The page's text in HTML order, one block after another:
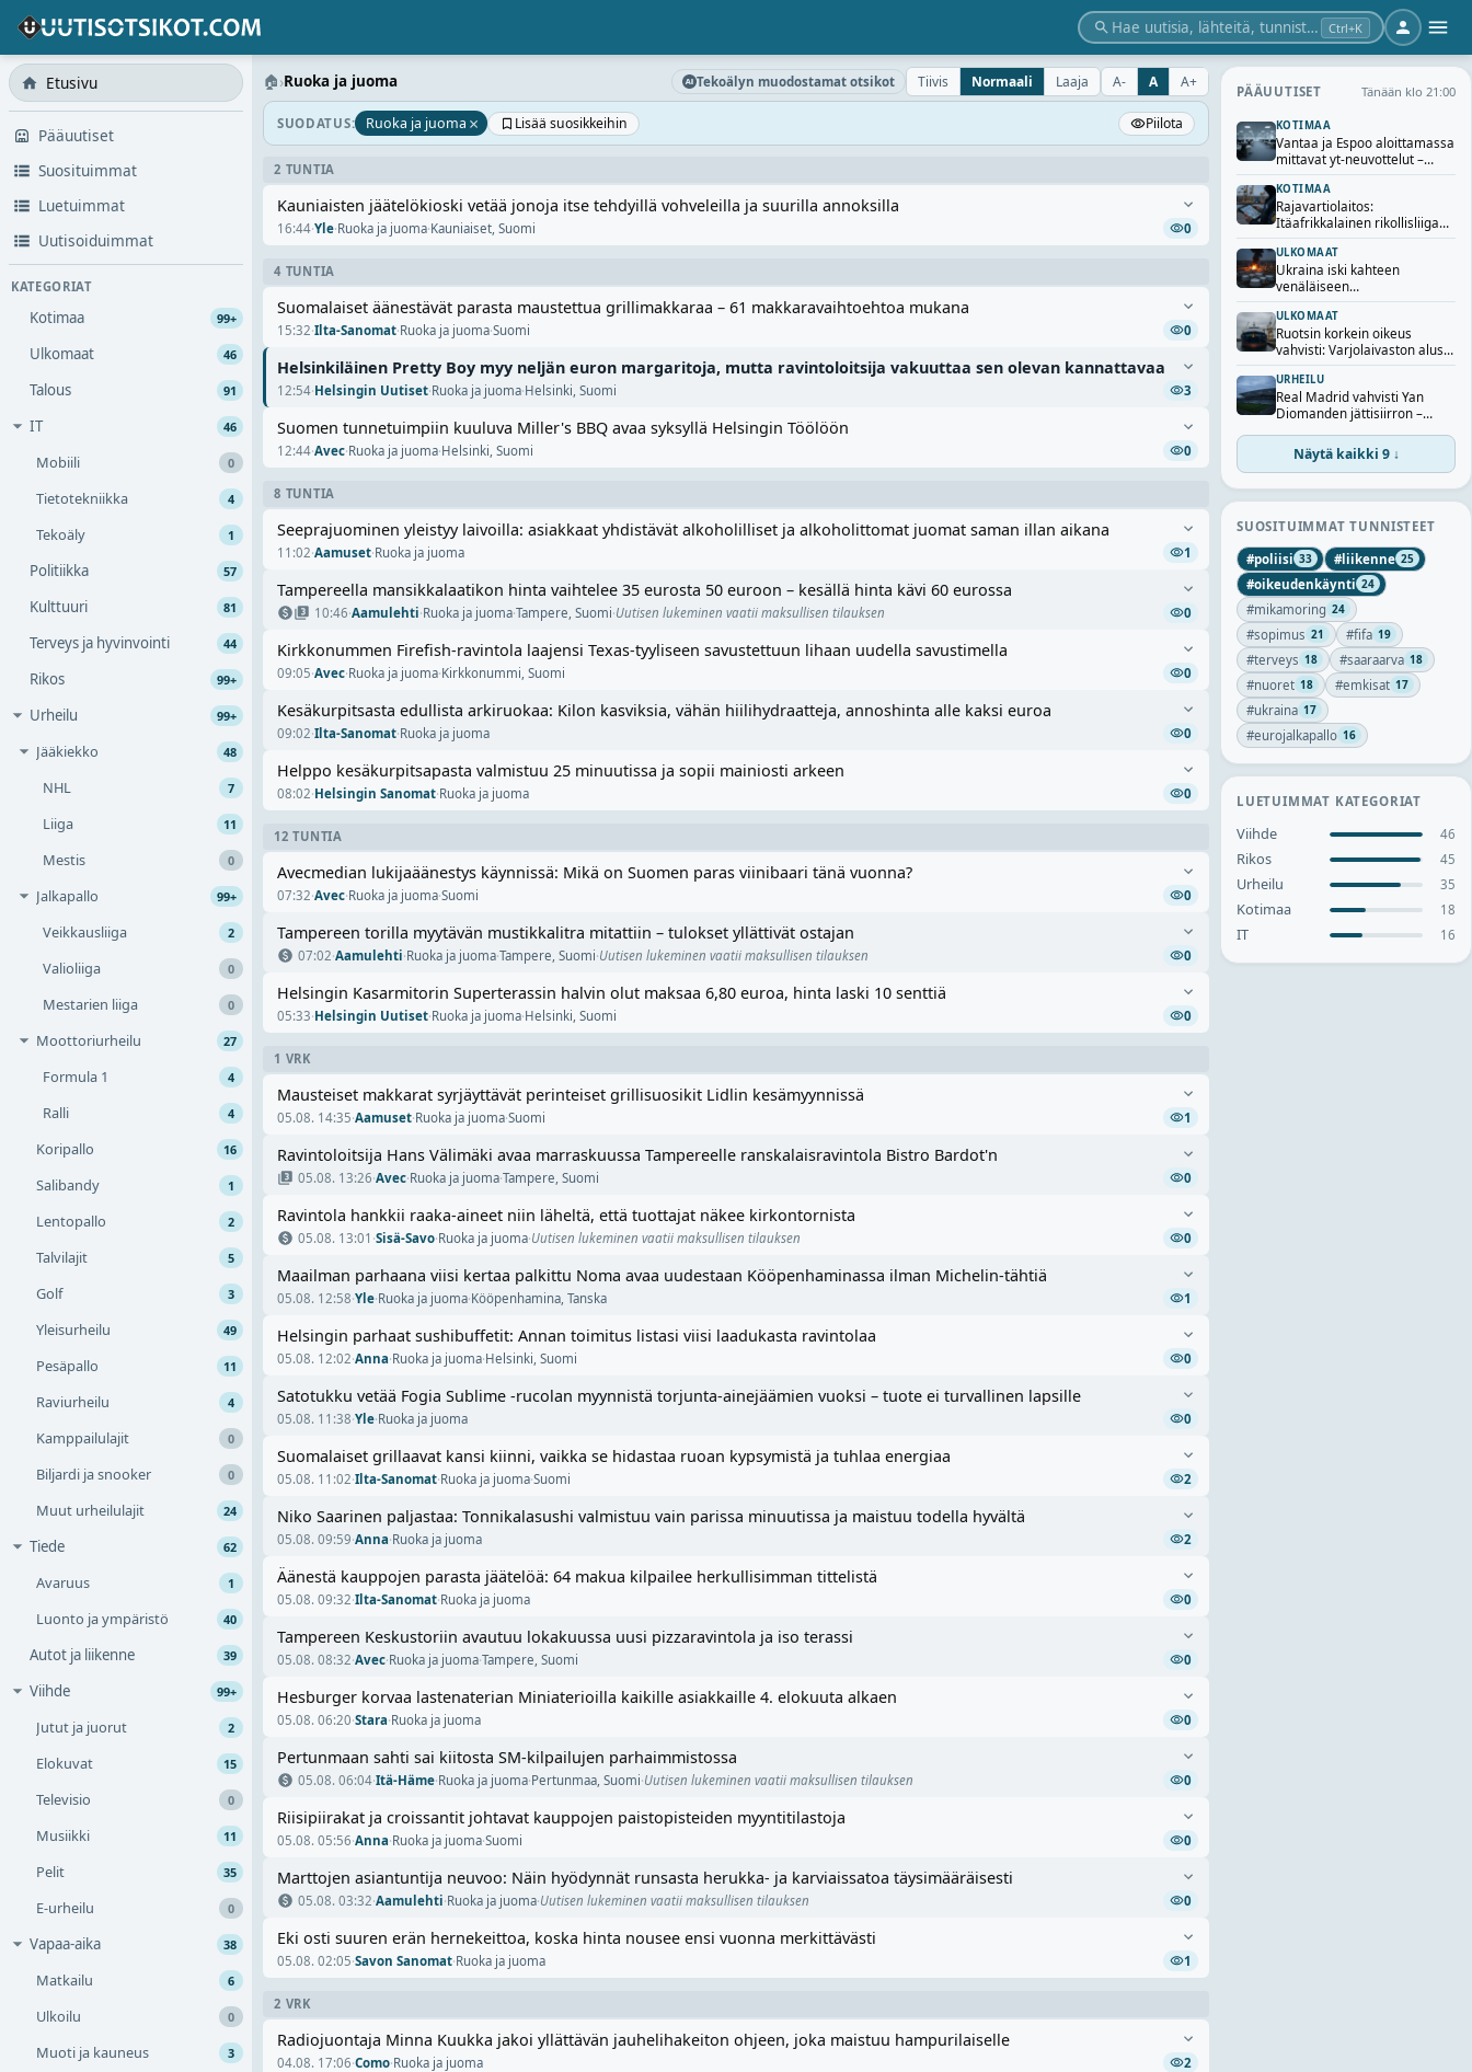
Hae uutisia, lähteitä, tunnisteita…Ctrl+K
Etusivu
Pääuutiset
Suosituimmat
Luetuimmat
Uutisoiduimmat
KATEGORIAT
Kotimaa 99+
Ulkomaat 46
Talous 91
IT 46
Mobiili 0
Tietotekniikka 4
Tekoäly 1
Politiikka 57
Kulttuuri 81
Terveys ja hyvinvointi 44
Rikos 99+
Urheilu 99+
Jääkiekko 48
NHL 7
Liiga 11
Mestis 0
Jalkapallo 99+
Veikkausliiga 2
Valioliiga 0
Mestarien liiga 0
Moottoriurheilu 27
Formula 1 4
Ralli 4
Koripallo 16
Salibandy 1
Lentopallo 2
Talvilajit 5
Golf 3
Yleisurheilu 49
Pesäpallo 11
Raviurheilu 4
Kamppailulajit 0
Biljardi ja snooker 0
Muut urheilulajit 24
Tiede 62
Avaruus 1
Luonto ja ympäristö 40
Autot ja liikenne 39
Viihde 99+
Jutut ja juorut 2
Elokuvat 15
Televisio 0
Musiikki 11
Pelit 35
E-urheilu 0
Vapaa-aika 38
Matkailu 6
Ulkoilu 0
Muoti ja kauneus 3
PÄÄUUTISET Tänään klo 21:00
KOTIMAA
Vantaa ja Espoo aloittamassa
mittavat yt-neuvottelut –
sadoille työntekijöille uhka
irtisanomisista
KOTIMAA
Rajavartiolaitos:
Itäafrikkalainen rikollisliiga
järjesti yli 40 ihmisen
laittoman maahantulon
Suomeen
ULKOMAAT
Ukraina iski kahteen
venäläiseen
öljynjalostamoon – Zelenskyi
vahvistaa iskut
ULKOMAAT
Ruotsin korkein oikeus
vahvisti: Varjolaivaston alus
luovutetaan Ukrainalle
URHEILU
Real Madrid vahvisti Yan
Diomanden jättisiirron –
hankinta
Näytä kaikki 9 ↓
SUOSITUIMMAT TUNNISTEET
#poliisi 33 #liikenne 25
#oikeudenkäynti 24
#mikamoring 24
#sopimus 21 #fifa 19
#terveys 18 #saaraarva 18
#nuoret 18 #emkisat 17
#ukraina 17
#eurojalkapallo 16
LUETUIMMAT KATEGORIAT
Viihde 46
Rikos 45
Urheilu 35
Kotimaa 18
IT 16
🏠›Ruoka ja juoma Tekoälyn muodostamat otsikot Tiivis Normaali Laaja A- A A+
SUODATUS: Ruoka ja juoma × Lisää suosikkeihin Piilota
2 TUNTIA
Kauniaisten jäätelökioski vetää jonoja itse tehdyillä vohveleilla ja suurilla annoksilla
16:44·Yle·Ruoka ja juoma·Kauniaiset, Suomi 0
4 TUNTIA
Suomalaiset äänestävät parasta maustettua grillimakkaraa – 61 makkaravaihtoehtoa mukana
15:32·Ilta-Sanomat·Ruoka ja juoma·Suomi 0
Helsinkiläinen Pretty Boy myy neljän euron margaritoja, mutta ravintoloitsija vakuuttaa sen olevan kannattavaa
12:54·Helsingin Uutiset·Ruoka ja juoma·Helsinki, Suomi 3
Suomen tunnetuimpiin kuuluva Miller's BBQ avaa syksyllä Helsingin Töölöön
12:44·Avec·Ruoka ja juoma·Helsinki, Suomi 0
8 TUNTIA
Seeprajuominen yleistyy laivoilla: asiakkaat yhdistävät alkoholilliset ja alkoholittomat juomat saman illan aikana
11:02·Aamuset·Ruoka ja juoma 1
Tampereella mansikkalaatikon hinta vaihtelee 35 eurosta 50 euroon – kesällä hinta kävi 60 eurossa
10:46·Aamulehti·Ruoka ja juoma·Tampere, Suomi·Uutisen lukeminen vaatii maksullisen tilauksen 0
Kirkkonummen Firefish-ravintola laajensi Texas-tyyliseen savustettuun lihaan uudella savustimella
09:05·Avec·Ruoka ja juoma·Kirkkonummi, Suomi 0
Kesäkurpitsasta edullista arkiruokaa: Kilon kasviksia, vähän hiilihydraatteja, annoshinta alle kaksi euroa
09:02·Ilta-Sanomat·Ruoka ja juoma 0
Helppo kesäkurpitsapasta valmistuu 25 minuutissa ja sopii mainiosti arkeen
08:02·Helsingin Sanomat·Ruoka ja juoma 0
12 TUNTIA
Avecmedian lukijaäänestys käynnissä: Mikä on Suomen paras viinibaari tänä vuonna?
07:32·Avec·Ruoka ja juoma·Suomi 0
Tampereen torilla myytävän mustikkalitra mitattiin – tulokset yllättivät ostajan
07:02·Aamulehti·Ruoka ja juoma·Tampere, Suomi·Uutisen lukeminen vaatii maksullisen tilauksen 0
Helsingin Kasarmitorin Superterassin halvin olut maksaa 6,80 euroa, hinta laski 10 senttiä
05:33·Helsingin Uutiset·Ruoka ja juoma·Helsinki, Suomi 0
1 VRK
Mausteiset makkarat syrjäyttävät perinteiset grillisuosikit Lidlin kesämyynnissä
05.08. 14:35·Aamuset·Ruoka ja juoma·Suomi 1
Ravintoloitsija Hans Välimäki avaa marraskuussa Tampereelle ranskalaisravintola Bistro Bardot'n
05.08. 13:26·Avec·Ruoka ja juoma·Tampere, Suomi 0
Ravintola hankkii raaka-aineet niin läheltä, että tuottajat näkee kirkontornista
05.08. 13:01 ·Sisä-Savo·Ruoka ja juoma·Uutisen lukeminen vaatii maksullisen tilauksen 0
Maailman parhaana viisi kertaa palkittu Noma avaa uudestaan Kööpenhaminassa ilman Michelin-tähtiä
05.08. 12:58·Yle·Ruoka ja juoma·Kööpenhamina, Tanska 1
Helsingin parhaat sushibuffetit: Annan toimitus listasi viisi laadukasta ravintolaa
05.08. 12:02·Anna·Ruoka ja juoma·Helsinki, Suomi 0
Satotukku vetää Fogia Sublime -rucolan myynnistä torjunta-ainejäämien vuoksi – tuote ei turvallinen lapsille
05.08. 11:38·Yle·Ruoka ja juoma 0
Suomalaiset grillaavat kansi kiinni, vaikka se hidastaa ruoan kypsymistä ja tuhlaa energiaa
05.08. 11:02·Ilta-Sanomat·Ruoka ja juoma·Suomi 2
Niko Saarinen paljastaa: Tonnikalasushi valmistuu vain parissa minuutissa ja maistuu todella hyvältä
05.08. 09:59·Anna·Ruoka ja juoma 2
Äänestä kauppojen parasta jäätelöä: 64 makua kilpailee herkullisimman tittelistä
05.08. 09:32·Ilta-Sanomat·Ruoka ja juoma 0
Tampereen Keskustoriin avautuu lokakuussa uusi pizzaravintola ja iso terassi
05.08. 08:32·Avec·Ruoka ja juoma·Tampere, Suomi 0
Hesburger korvaa lastenaterian Miniaterioilla kaikille asiakkaille 4. elokuuta alkaen
05.08. 06:20·Stara·Ruoka ja juoma 0
Pertunmaan sahti sai kiitosta SM-kilpailujen parhaimmistossa
05.08. 06:04·Itä-Häme·Ruoka ja juoma·Pertunmaa, Suomi·Uutisen lukeminen vaatii maksullisen tilauksen 0
Riisipiirakat ja croissantit johtavat kauppojen paistopisteiden myyntitilastoja
05.08. 05:56·Anna·Ruoka ja juoma·Suomi 0
Marttojen asiantuntija neuvoo: Näin hyödynnät runsasta herukka- ja karviaissatoa täysimääräisesti
05.08. 03:32·Aamulehti·Ruoka ja juoma·Uutisen lukeminen vaatii maksullisen tilauksen 0
Eki osti suuren erän hernekeittoa, koska hinta nousee ensi vuonna merkittävästi
05.08. 02:05·Savon Sanomat·Ruoka ja juoma 1
2 VRK
Radiojuontaja Minna Kuukka jakoi yllättävän jauhelihakeiton ohjeen, joka maistuu hampurilaiselle
04.08. 17:06·Como·Ruoka ja juoma 2